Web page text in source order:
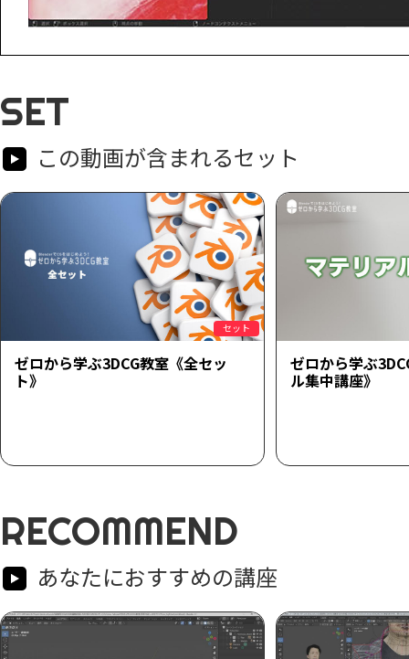
SET
この動画が含まれるセット
セット
ゼロから学ぶ3DCG教室《全セッ
ト》
ゼロから学ぶ
ル集中講座》
RECOMMEND
あなたにおすすめの講座